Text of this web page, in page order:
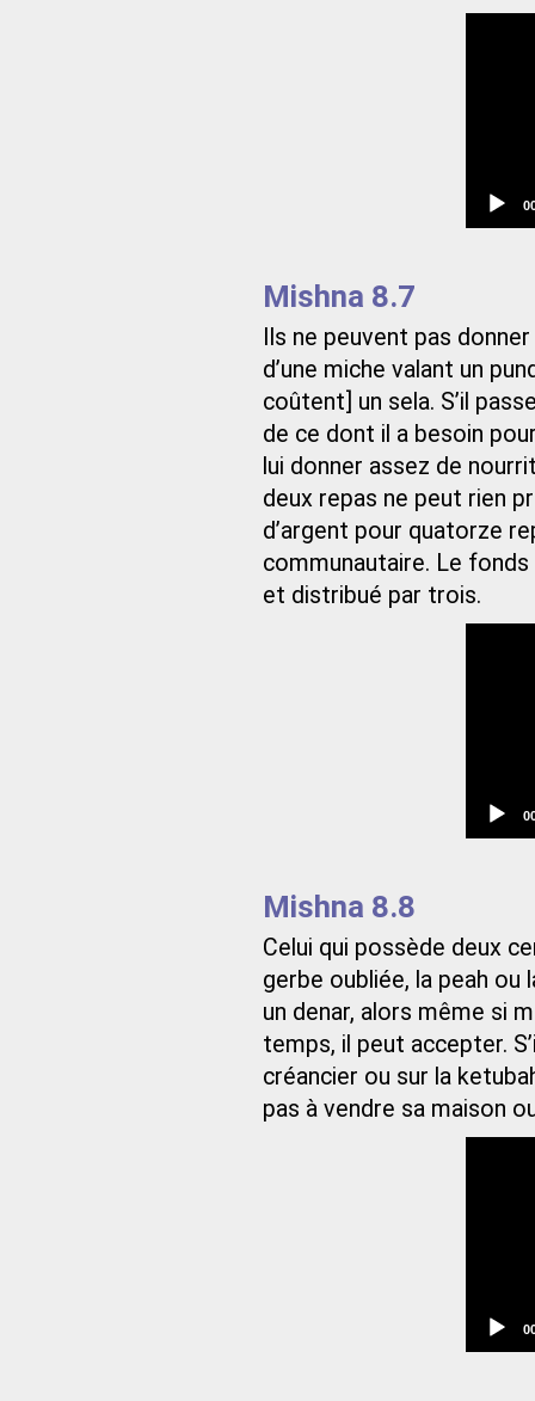
Mishna 8.7
Ils ne peuvent pas
d’une miche valant un
coûtent] un sela. S’il
de ce dont il a besoin
lui donner assez de
deux repas ne peut rien
d’argent pour quatorze
communautaire. Le
et distribué par trois.
Mishna 8.8
Celui qui possède deux
gerbe oubliée, la peah ou
un denar, alors même si
temps, il peut accepter.
créancier ou sur la
pas à vendre sa maison